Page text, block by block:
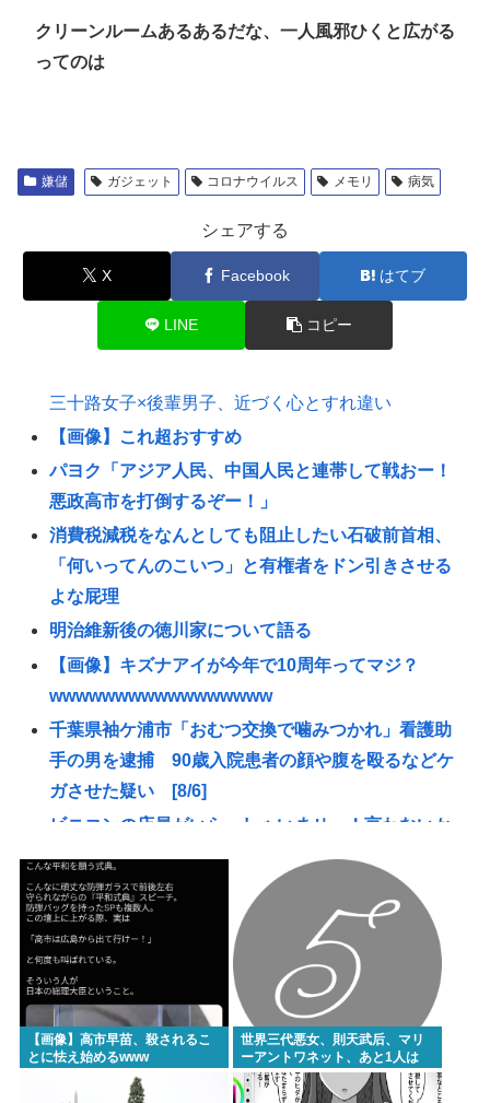
クリーンルームあるあるだな、一人風邪ひくと広がる
ってのは
嫌儲 ガジェット コロナウイルス メモリ 病気
シェアする
X Facebook はてブ
LINE コピー
三十路女子×後輩男子、近づく心とすれ違い
【画像】これ超おすすめ
パヨク「アジア人民、中国人民と連帯して戦おー！
悪政高市を打倒するぞー！」
消費税減税をなんとしても阻止したい石破前首相、
「何いってんのこいつ」と有権者をドン引きさせる
よな屁理
明治維新後の徳川家について語る
【画像】キズナアイが今年で10周年ってマジ？
wwwwwwwwwwwwwwwww
千葉県袖ケ浦市「おむつ交換で噛みつかれ」看護助
手の男を逮捕 90歳入院患者の顔や腹を殴るなどケ
ガさせた疑い [8/6]
ビニコンの店員がいらっしゃいませー！言わないか
ら本社にクレームいれてやりましたよ！www
【悲報】高市早苗に逆らった財務官僚、異例の左遷
www
【悲報】NISA民、『オルカン』『S&P500』
『NASDAQ100』しか買わない
【悲報】お弁当屋さん、消費税が下がっても値段据
え置き
高市総理と対話の避難所代表者「避難所の生活は至
【画像】高市早苗、殺されるこ
とに怯え始めるwww
世界三代悪女、則天武后、マリ
ーアントワネット、あと1人は